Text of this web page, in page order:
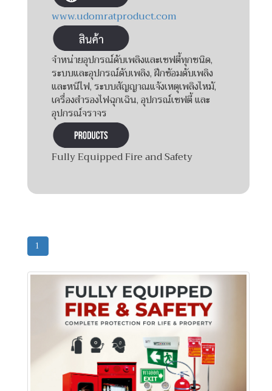
www.udomratproduct.com
จำหน่ายอุปกรณ์ดับเพลิงและเซฟตี้ทุกชนิด,
ระบบและอุปกรณ์ดับเพลิง, ฝึกซ้อมดับเพลิง
และหนีไฟ, ระบบสัญญาณแจ้งเหตุเพลิงไหม้,
เครื่องสำรองไฟฉุกเฉิน, อุปกรณ์เซฟตี้ และ
อุปกรณ์จราจร
Fully Equipped Fire and Safety
1